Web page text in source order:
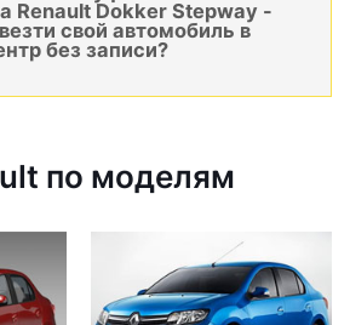
Renault Dokker Stepway -
свой автомобиль в
без записи?
по моделям